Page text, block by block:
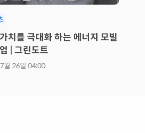
치를 극대화 하는 에너지 모빌
| 그린도트
월 26일 04:00